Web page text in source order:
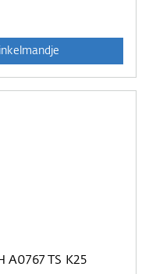
A0767 TS K25